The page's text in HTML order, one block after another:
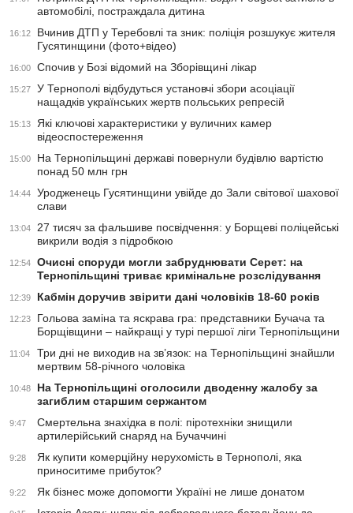
автомобілі, постраждала дитина
16:12
Вчинив ДТП у Теребовлі та зник: поліція розшукує жителя
Гусятинщини (фото+відео)
16:00 Спочив у Бозі відомий на Зборівщині лікар
15:27
У Тернополі відбудуться установчі збори асоціації
нащадків українських жертв польських репресій
15:13
Які ключові характеристики у вуличних камер
відеоспостереження
15:00
На Тернопільщині державі повернули будівлю вартістю
понад 50 млн грн
14:44
Уродженець Гусятинщини увійде до Зали світової шахової
слави
13:04
27 тисяч за фальшиве посвідчення: у Борщеві поліцейські
викрили водія з підробкою
12:54
Очисні споруди могли забруднювати Серет: на
Тернопільщині триває кримінальне розслідування
12:39 Кабмін доручив звірити дані чоловіків 18-60 років
12:23
Гольова заміна та яскрава гра: представники Бучача та
Борщівщини – найкращі у турі першої ліги Тернопільщини
11:04
Три дні не виходив на зв’язок: на Тернопільщині знайшли
мертвим 58-річного чоловіка
10:48
На Тернопільщині оголосили дводенну жалобу за
загиблим старшим сержантом
9:47
Смертельна знахідка в полі: піротехніки знищили
артилерійський снаряд на Бучаччині
9:28
Як купити комерційну нерухомість в Тернополі, яка
приноситиме прибуток?
9:22 Як бізнес може допомогти Україні не лише донатом